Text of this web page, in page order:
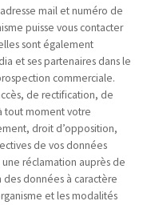
mail et numéro de
puisse vous contacter
sont également
et ses partenaires dans le
commerciale.
de rectification, de
tout moment votre
droit d’opposition,
de vos données
réclamation auprès de
des données à caractère
et les modalités